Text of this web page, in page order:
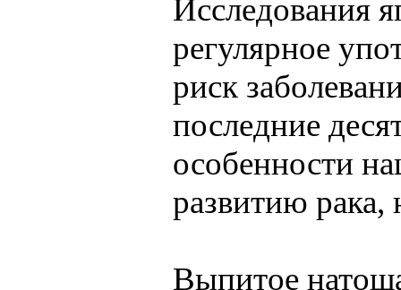
Исследования
регулярное
риск
последние
особенности
развитию
Выпитое